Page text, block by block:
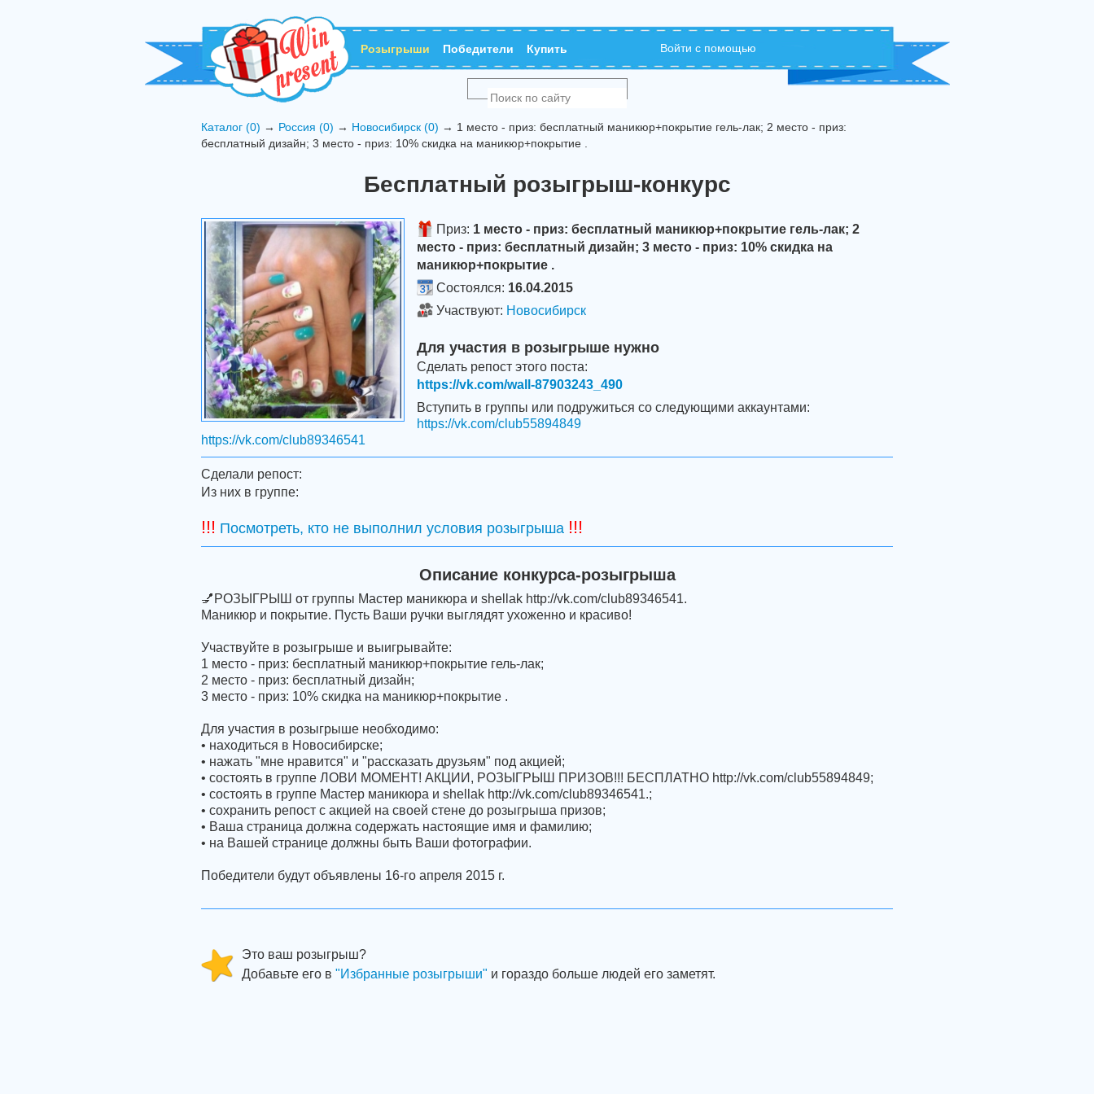
Розыгрыши Победители Купить Войти с помощью
Каталог (0) → Россия (0) → Новосибирск (0) → 1 место - приз: бесплатный маникюр+покрытие гель-лак; 2 место - приз:
бесплатный дизайн; 3 место - приз: 10% скидка на маникюр+покрытие .
Бесплатный розыгрыш-конкурс
Приз: 1 место - приз: бесплатный маникюр+покрытие гель-лак; 2
место - приз: бесплатный дизайн; 3 место - приз: 10% скидка на
маникюр+покрытие .
Состоялся: 16.04.2015
Участвуют: Новосибирск
Для участия в розыгрыше нужно
Сделать репост этого поста:
https://vk.com/wall-87903243_490
Вступить в группы или подружиться со следующими аккаунтами:
https://vk.com/club55894849
https://vk.com/club89346541
Сделали репост:
Из них в группе:
!!! Посмотреть, кто не выполнил условия розыгрыша !!!
Описание конкурса-розыгрыша
💅РОЗЫГРЫШ от группы Мастер маникюра и shellak http://vk.com/club89346541.
Маникюр и покрытие. Пусть Ваши ручки выглядят ухоженно и красиво!
Участвуйте в розыгрыше и выигрывайте:
1 место - приз: бесплатный маникюр+покрытие гель-лак;
2 место - приз: бесплатный дизайн;
3 место - приз: 10% скидка на маникюр+покрытие .
Для участия в розыгрыше необходимо:
• находиться в Новосибирске;
• нажать "мне нравится" и "рассказать друзьям" под акцией;
• состоять в группе ЛОВИ МОМЕНТ! АКЦИИ, РОЗЫГРЫШ ПРИЗОВ!!! БЕСПЛАТНО http://vk.com/club55894849;
• состоять в группе Мастер маникюра и shellak http://vk.com/club89346541.;
• cохранить репост с акцией на своей стене до розыгрыша призов;
• Ваша страница должна содержать настоящие имя и фамилию;
• на Вашей странице должны быть Ваши фотографии.
Победители будут объявлены 16-го апреля 2015 г.
Это ваш розыгрыш?
Добавьте его в "Избранные розыгрыши" и гораздо больше людей его заметят.